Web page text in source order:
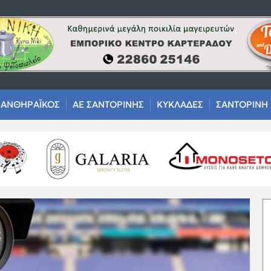
ΑΕ ΣΑΝΤΟΡΙΝΗΣ ΚΥΚΛΑΔΕΣ ΣΑΝΤΟΡΙΝΗ